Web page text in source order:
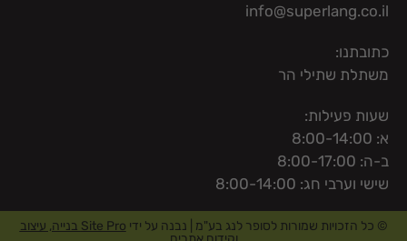
info@superlang.co.il
כתובתנו:
משתלת שתילי הר
שעות פעילות:
א: 8:00-14:00
ב-ה: 8:00-17:00
שישי וערבי חג: 8:00-14:00
© כל הזכויות שמורות לסופר לנג בע"מ | נבנה על ידי
Site Pro בנייה, עיצוב